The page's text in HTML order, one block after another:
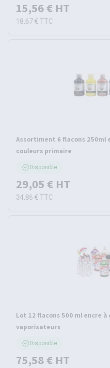
15,56 € HT
18,67 € TTC
Assortiment 6 flacons 250ml
couleurs primaire
Disponible
29,05 € HT
34,86 € TTC
Lot 12 flacons 500 ml encre
vaporisateurs
Disponible
75,58 € HT